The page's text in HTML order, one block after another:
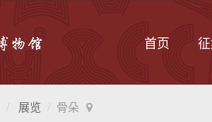
首页
展览 骨朵